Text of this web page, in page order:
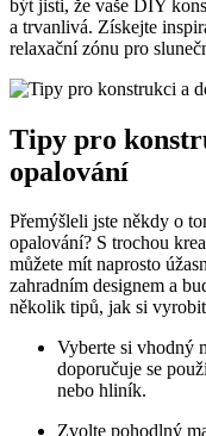
být jisti, že vaše DIY
a trvanlivá. Získejte
relaxační zónu pro
Tipy pro
opalování
Přemýšleli jste někdy o
opalování? S trochou
můžete mít naprosto
zahradním designem a
několik tipů, jak si
Vyberte si vhodný
doporučuje se
nebo hliník.
Zvolte pohodlný